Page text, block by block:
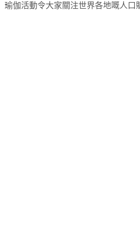
瑜伽活動令大家關注世界各地嘅人口